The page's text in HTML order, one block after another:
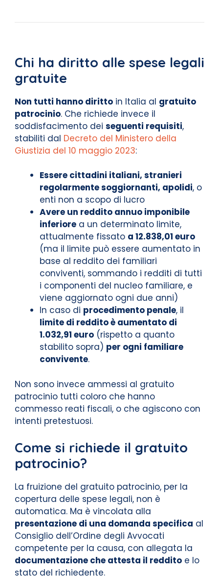
Chi ha diritto alle spese legali
gratuite
Non tutti hanno diritto in Italia al gratuito
patrocinio. Che richiede invece il
soddisfacimento dei seguenti requisiti,
stabiliti dal Decreto del Ministero della
Giustizia del 10 maggio 2023:
Essere cittadini italiani, stranieri
regolarmente soggiornanti, apolidi, o
enti non a scopo di lucro
Avere un reddito annuo imponibile
inferiore a un determinato limite,
attualmente fissato a 12.838,01 euro
(ma il limite può essere aumentato in
base al reddito dei familiari
conviventi, sommando i redditi di tutti
i componenti del nucleo familiare, e
viene aggiornato ogni due anni)
In caso di procedimento penale, il
limite di reddito è aumentato di
1.032,91 euro (rispetto a quanto
stabilito sopra) per ogni familiare
convivente.
Non sono invece ammessi al gratuito
patrocinio tutti coloro che hanno
commesso reati fiscali, o che agiscono con
intenti pretestuosi.
Come si richiede il gratuito
patrocinio?
La fruizione del gratuito patrocinio, per la
copertura delle spese legali, non è
automatica. Ma è vincolata alla
presentazione di una domanda specifica al
Consiglio dell’Ordine degli Avvocati
competente per la causa, con allegata la
documentazione che attesta il reddito e lo
stato del richiedente.